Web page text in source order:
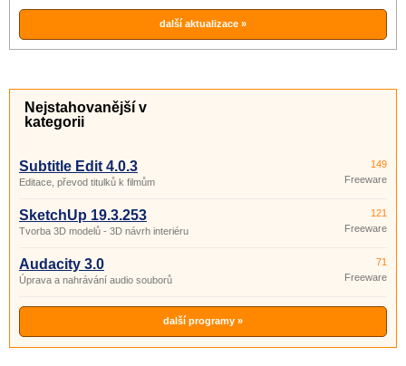
další aktualizace »
Nejstahovanější v
kategorii
Subtitle Edit 4.0.3
Editace, převod titulků k filmům
149
Freeware
SketchUp 19.3.253
Tvorba 3D modelů - 3D návrh interiéru
121
Freeware
Audacity 3.0
Úprava a nahrávání audio souborů
71
Freeware
další programy »